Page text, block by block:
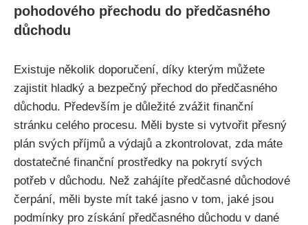
pohodového přechodu do předčasného
důchodu
Existuje několik doporučení, díky kterým můžete
zajistit hladký a bezpečný přechod do předčasného
důchodu. Především je důležité zvážit finanční
stránku celého procesu. Měli byste si vytvořit přesný
plán svých příjmů a výdajů a zkontrolovat, zda máte
dostatečné finanční prostředky na pokrytí svých
potřeb v důchodu. Než zahájíte předčasné důchodové
čerpání, měli byste mít také jasno v tom, jaké jsou
podmínky pro získání předčasného důchodu v dané